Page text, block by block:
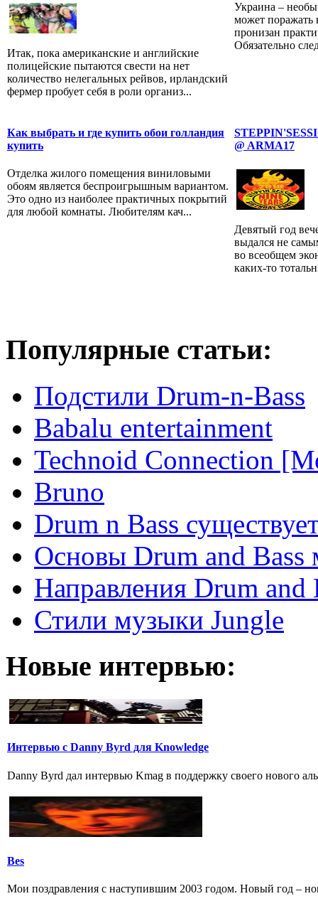
Итак, пока американские и английские
полицейские пытаются свести на нет
количество нелегальных рейвов, ирландский
фермер пробует себя в роли организ...
Украина –
может поражать
пронизан
Обязательно
Как выбрать и где купить обои голландия
купить
Отделка жилого помещения виниловыми
обоям является беспроигрышным вариантом.
Это одно из наиболее практичных покрытий
для любой комнаты. Любителям кач...
@ ARMA17
Девятый год
выдался не
во всеобщем
каких-то
Популярные статьи:
Подстили Drum-n-Bass
Babalu entertainment
Technoid Connection
Bruno
Drum n Bass
Основы Drum and Bass
Направления Drum and
Стили музыки Jungle
Новые интервью:
Интервью с Danny Byrd для Knowledge
Danny Byrd дал интервью Kmag в поддержку своего нового
Bes
Мои поздравления с наступившим 2003 годом. Новый год –